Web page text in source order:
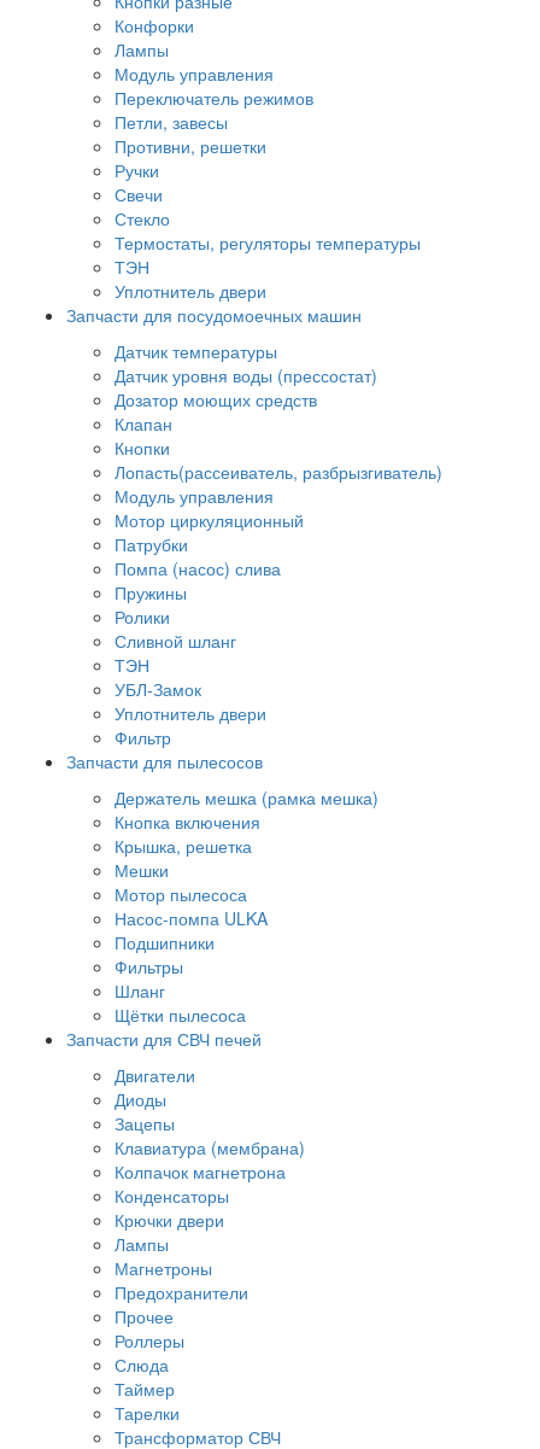
Конфорки
Лампы
Модуль управления
Переключатель режимов
Петли, завесы
Противни, решетки
Ручки
Свечи
Стекло
Термостаты, регуляторы температуры
ТЭН
Уплотнитель двери
Запчасти для посудомоечных машин
Датчик температуры
Датчик уровня воды (прессостат)
Дозатор моющих средств
Клапан
Кнопки
Лопасть(рассеиватель, разбрызгиватель)
Модуль управления
Мотор циркуляционный
Патрубки
Помпа (насос) слива
Пружины
Ролики
Сливной шланг
ТЭН
УБЛ-Замок
Уплотнитель двери
Фильтр
Запчасти для пылесосов
Держатель мешка (рамка мешка)
Кнопка включения
Крышка, решетка
Мешки
Мотор пылесоса
Насос-помпа ULKA
Подшипники
Фильтры
Шланг
Щётки пылесоса
Запчасти для СВЧ печей
Двигатели
Диоды
Зацепы
Клавиатура (мембрана)
Колпачок магнетрона
Конденсаторы
Крючки двери
Лампы
Магнетроны
Предохранители
Прочее
Роллеры
Слюда
Таймер
Тарелки
Трансформатор СВЧ